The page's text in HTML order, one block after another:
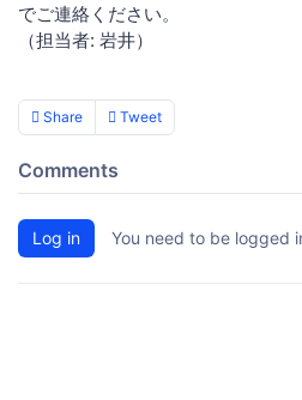
でご連絡ください。
（担当者: 岩井）
Share Tweet
Comments
Log in You need to be logged